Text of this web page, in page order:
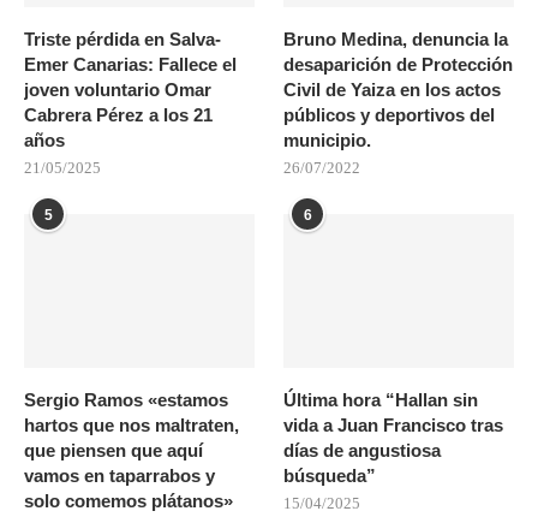
Triste pérdida en Salva-
Emer Canarias: Fallece el
joven voluntario Omar
Cabrera Pérez a los 21
años
21/05/2025
Bruno Medina, denuncia la
desaparición de Protección
Civil de Yaiza en los actos
públicos y deportivos del
municipio.
26/07/2022
5
Sergio Ramos «estamos
hartos que nos maltraten,
que piensen que aquí
vamos en taparrabos y
solo comemos plátanos»
6
Última hora “Hallan sin
vida a Juan Francisco tras
días de angustiosa
búsqueda”
15/04/2025